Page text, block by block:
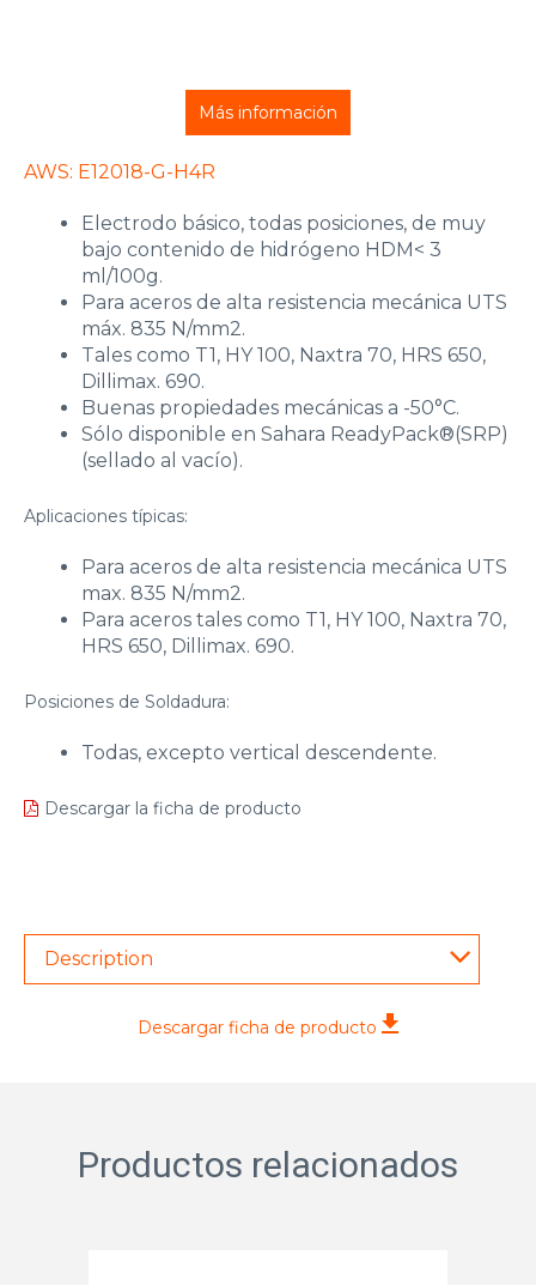
AWS: E12018-G-H4R
Electrodo básico, todas posiciones, de muy
bajo contenido de hidrógeno HDM< 3
ml/100g.
Para aceros de alta resistencia mecánica UTS
máx. 835 N/mm2.
Tales como T1, HY 100, Naxtra 70, HRS 650,
Dillimax. 690.
Buenas propiedades mecánicas a -50°C.
Sólo disponible en Sahara ReadyPack®(SRP)
(sellado al vacío).
Aplicaciones típicas:
Para aceros de alta resistencia mecánica UTS
max. 835 N/mm2.
Para aceros tales como T1, HY 100, Naxtra 70,
HRS 650, Dillimax. 690.
Posiciones de Soldadura:
Todas, excepto vertical descendente.
Descargar la ficha de producto
Más información
Description
Descargar ficha de producto
Productos relacionados